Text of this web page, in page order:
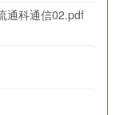
通科通信02.pdf